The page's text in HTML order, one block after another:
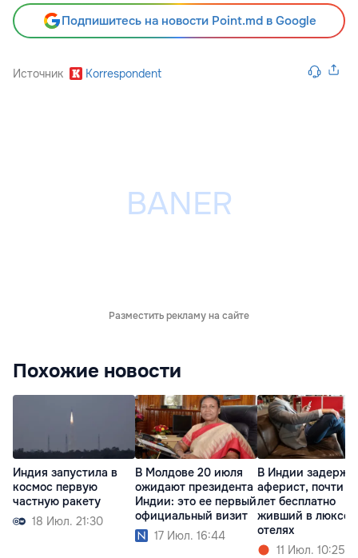
Подпишитесь на новости Point.md в Google
Источник Korrespondent
Разместить рекламу на сайте
Похожие новости
Индия запустила в
космос первую
частную ракету
18 Июл. 21:30
В Молдове 20 июля
ожидают президента
Индии: это ее первый
официальный визит
17 Июл. 16:44
В Индии
аферист, почти
лет бесплатно
живший в
отелях
11 Июл. 10:25